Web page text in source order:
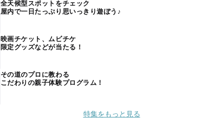
全天候型スポットをチェック
屋内で一日たっぷり思いっきり遊ぼう♪
映画チケット、ムビチケ
限定グッズなどが当たる！
その道のプロに教わる
こだわりの親子体験プログラム！
特集をもっと見る